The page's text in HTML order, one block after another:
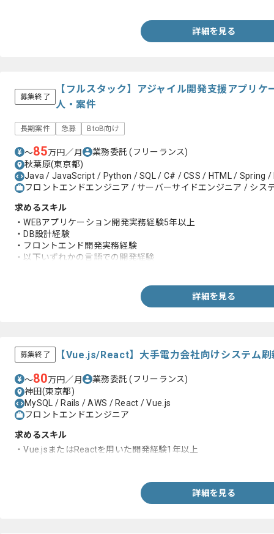
詳細を見る
募集終了
【フルスタック】アジャイル開発支援アプリケ
人・案件
長期案件 急募 BtoB向け
〜85万円／月 業務委託(フリーランス)
秋葉原(東京都)
Java / JavaScript / Python / SQL / C# / CSS / HTML / Spring /
フロントエンドエンジニア / サーバーサイドエンジニア / シス
求めるスキル
・WEBアプリケーション開発実務経験5年以上
・DB設計経験
・フロントエンド開発実務経験
・以下いずれかの言語での開発経験
詳細を見る
募集終了 【Vue.js/React】大手電力会社向けシステム
〜80万円／月 業務委託(フリーランス)
神田(東京都)
MySQL / Rails / AWS / React / Vue.js
フロントエンドエンジニア
求めるスキル
・Vue.jsまたはReactを用いた開発経験1年以上
詳細を見る